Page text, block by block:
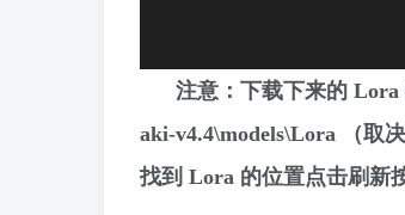
注意：下载下来的 Lora
aki-v4.4\models\Lora （取
找到 Lora 的位置点击刷新